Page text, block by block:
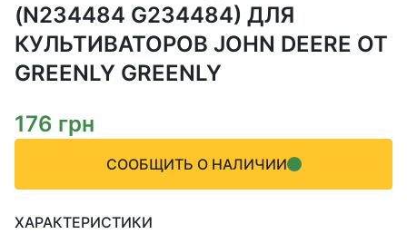
(N234484 G234484) ДЛЯ
КУЛЬТИВАТОРОВ JOHN DEERE ОТ
GREENLY GREENLY
176 грн
СООБЩИТЬ О НАЛИЧИИ
ХАРАКТЕРИСТИКИ